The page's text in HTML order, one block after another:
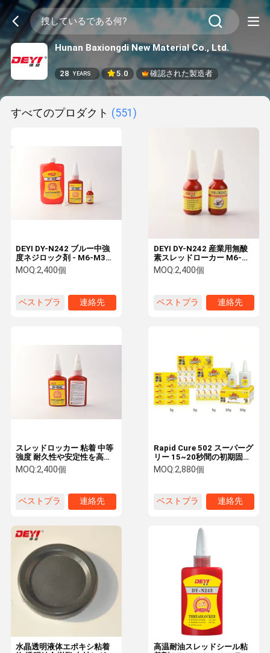
Hunan Baxiongdi New Material Co., Ltd.
28 YEARS 5.0 確認された製造者
すべてのプロダクト (551)
DEYI DY-N242 ブルー中強
度ネジロック剤 - M6-M36
ネジロックおよびシール用
嫌気性接着剤
MOQ:2,400個
ベストプラ
連絡先
DEYI DY-N242 産業用無酸
素スレッドローカー M6-
M36 メーカー向け 青色中強
度 抜ける粘着剤
MOQ:2,400個
ベストプラ
連絡先
スレッドロッカー 粘着 中等
強度 耐久性や安定性を高め
る無酸素化合物
MOQ:2,400個
ベストプラ
連絡先
Rapid Cure 502 スーパーグ
リー 15~20秒間の初期固化
時間と12ヶ月の保存期間で
強固で結合性を確保する
MOQ:2,880個
ベストプラ
連絡先
水晶透明液体エポキシ粘着
高温耐油スレッドシール粘